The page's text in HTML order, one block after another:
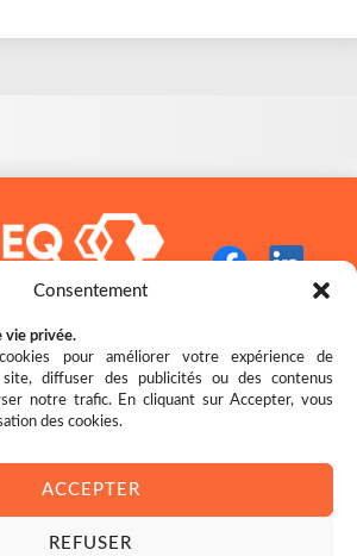
Consentement
vie privée.
pour améliorer votre expérience de
diffuser des publicités ou des contenus
notre trafic. En cliquant sur Accepter, vous
des cookies.
ACCEPTER
REFUSER
bien au fait des nouveautés!